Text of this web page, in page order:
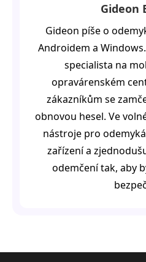
Gideon
Gideon píše o
Androidem a
specialista na
opravárenském
zákazníkům se
obnovou hesel. Ve
nástroje pro
zařízení a
odemčení tak, aby